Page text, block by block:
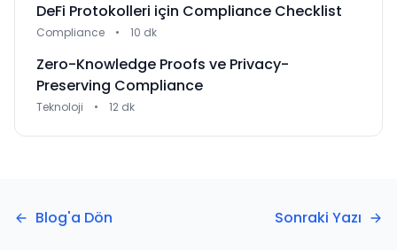
DeFi Protokolleri için Compliance Checklist
Compliance • 10 dk
Zero-Knowledge Proofs ve Privacy-
Preserving Compliance
Teknoloji • 12 dk
Blog'a Dön Sonraki Yazı